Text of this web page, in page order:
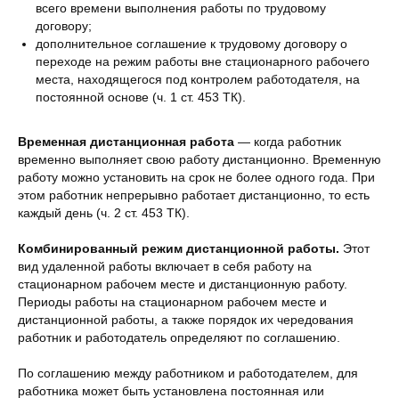
всего времени выполнения работы по трудовому
договору;
дополнительное соглашение к трудовому договору о
переходе на режим работы вне стационарного рабочего
места, находящегося под контролем работодателя, на
постоянной основе (ч. 1 ст. 453 ТК).
Временная дистанционная работа — когда работник
временно выполняет свою работу дистанционно. Временную
работу можно установить на срок не более одного года. При
этом работник непрерывно работает дистанционно, то есть
каждый день (ч. 2 ст. 453 ТК).
Комбинированный режим дистанционной работы. Этот
вид удаленной работы включает в себя работу на
стационарном рабочем месте и дистанционную работу.
Периоды работы на стационарном рабочем месте и
дистанционной работы, а также порядок их чередования
работник и работодатель определяют по соглашению.
По соглашению между работником и работодателем, для
работника может быть установлена постоянная или